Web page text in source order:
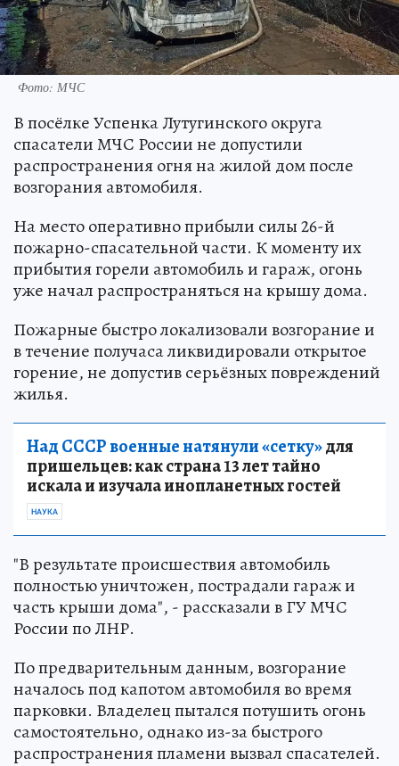
Фото: МЧС
В посёлке Успенка Лутугинского округа
спасатели МЧС России не допустили
распространения огня на жилой дом после
возгорания автомобиля.
На место оперативно прибыли силы 26-й
пожарно-спасательной части. К моменту их
прибытия горели автомобиль и гараж, огонь
уже начал распространяться на крышу дома.
Пожарные быстро локализовали возгорание и
в течение получаса ликвидировали открытое
горение, не допустив серьёзных повреждений
жилья.
Над СССР военные натянули «сетку»для
пришельцев: как страна 13 лет тайно
искала и изучала инопланетных гостей
НАУКА
"В результате происшествия автомобиль
полностью уничтожен, пострадали гараж и
часть крыши дома", - рассказали в ГУ МЧС
России по ЛНР.
По предварительным данным, возгорание
началось под капотом автомобиля во время
парковки. Владелец пытался потушить огонь
самостоятельно, однако из-за быстрого
распространения пламени вызвал спасателей.